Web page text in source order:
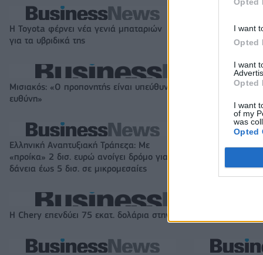
I want
Opted
I want
Opted
I want
of my
was
Opted
Η Toyota φέρνει νέα γενιά μπαταριών
για τα υβριδικά της
Σε κινεζική…
Μισιακός: «Ο προπονητής είναι υπεύθυνος και αναλαμβάνω την
ευθύνη»
Ελληνική Αναπτυξιακή Τράπεζα: Με
«προίκα» 2 δισ. ευρώ ανοίγει δρόμο για
δάνεια έως 5 δισ. σε μικρομεσαίες
Β.Σ. Καρούλιας:
και αύξηση
στοιχήματα σε
Η Chery επενδύει 75 εκατ. δολάρια στην KG Mobility